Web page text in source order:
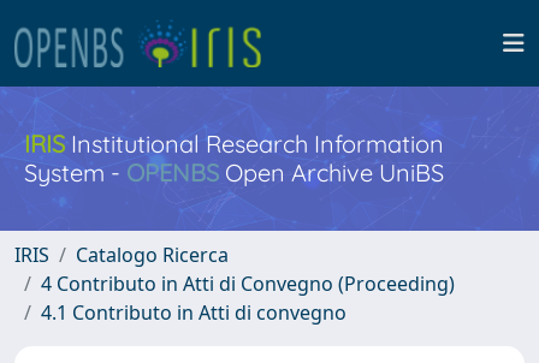
IRISInstitutional Research Information
System - OPENBS Open Archive UniBS
IRIS
Catalogo Ricerca
4 Contributo in Atti di Convegno (Proceeding)
4.1 Contributo in Atti di convegno